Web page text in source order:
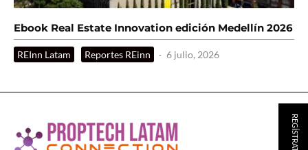
Ebook Real Estate Innovation edición Medellín 2026
REInn Latam Reportes REinn · 6 julio, 2026